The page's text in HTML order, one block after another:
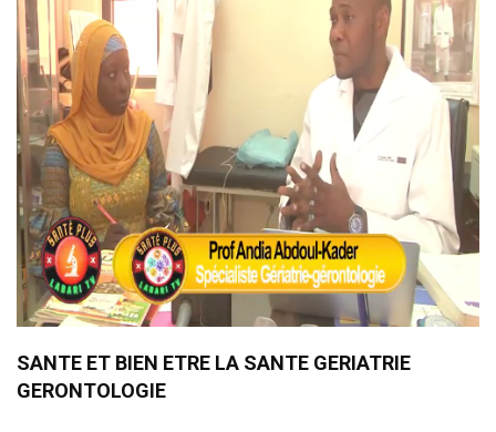
SANTE ET BIEN ETRE LA SANTE GERIATRIE
GERONTOLOGIE